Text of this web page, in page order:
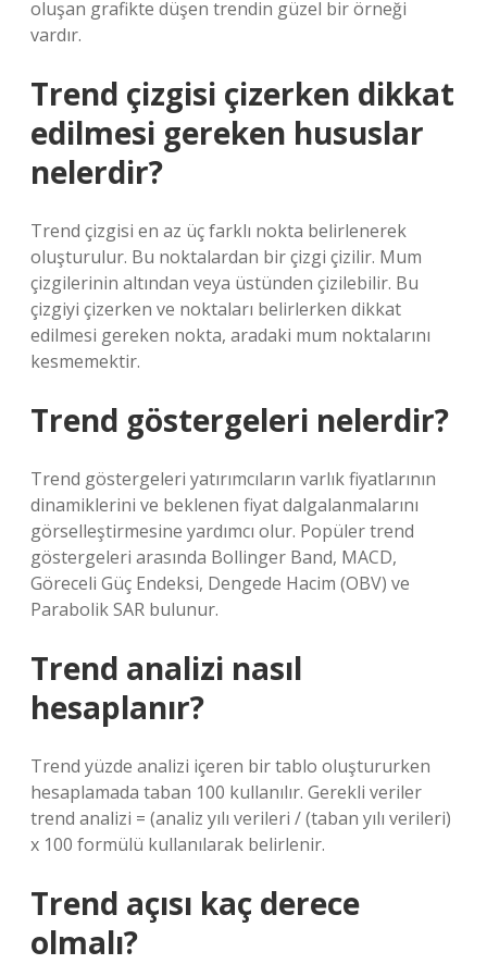
oluşan grafikte düşen trendin güzel bir örneği
vardır.
Trend çizgisi çizerken dikkat
edilmesi gereken hususlar
nelerdir?
Trend çizgisi en az üç farklı nokta belirlenerek
oluşturulur. Bu noktalardan bir çizgi çizilir. Mum
çizgilerinin altından veya üstünden çizilebilir. Bu
çizgiyi çizerken ve noktaları belirlerken dikkat
edilmesi gereken nokta, aradaki mum noktalarını
kesmemektir.
Trend göstergeleri nelerdir?
Trend göstergeleri yatırımcıların varlık fiyatlarının
dinamiklerini ve beklenen fiyat dalgalanmalarını
görselleştirmesine yardımcı olur. Popüler trend
göstergeleri arasında Bollinger Band, MACD,
Göreceli Güç Endeksi, Dengede Hacim (OBV) ve
Parabolik SAR bulunur.
Trend analizi nasıl
hesaplanır?
Trend yüzde analizi içeren bir tablo oluştururken
hesaplamada taban 100 kullanılır. Gerekli veriler
trend analizi = (analiz yılı verileri / (taban yılı verileri)
x 100 formülü kullanılarak belirlenir.
Trend açısı kaç derece
olmalı?